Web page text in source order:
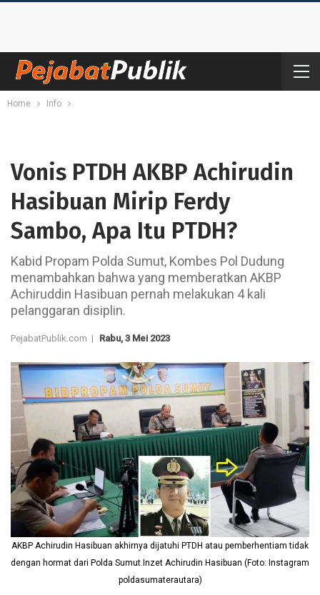
Home Info
Vonis PTDH AKBP Achirudin
Hasibuan Mirip Ferdy
Sambo, Apa Itu PTDH?
Kabid Propam Polda Sumut, Kombes Pol Dudung
menambahkan bahwa yang memberatkan AKBP
Achiruddin Hasibuan pernah melakukan 4 kali
pelanggaran disiplin.
PejabatPublik.com | Rabu, 3 Mei 2023
AKBP Achirudin Hasibuan akhirnya dijatuhi PTDH atau pemberhentiam tidak
dengan hormat dari Polda Sumut.Inzet Achirudin Hasibuan (Foto: Instagram
poldasumaterautara)